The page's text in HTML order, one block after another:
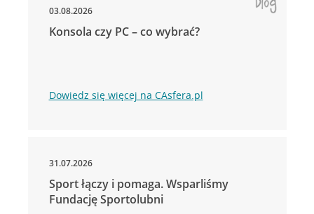
03.08.2026
Konsola czy PC – co wybrać?
Dowiedz się więcej na CAsfera.pl
31.07.2026
Sport łączy i pomaga. Wsparliśmy
Fundację Sportolubni